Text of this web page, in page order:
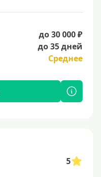
до 30 000 ₽
до 35 дней
Среднее
5